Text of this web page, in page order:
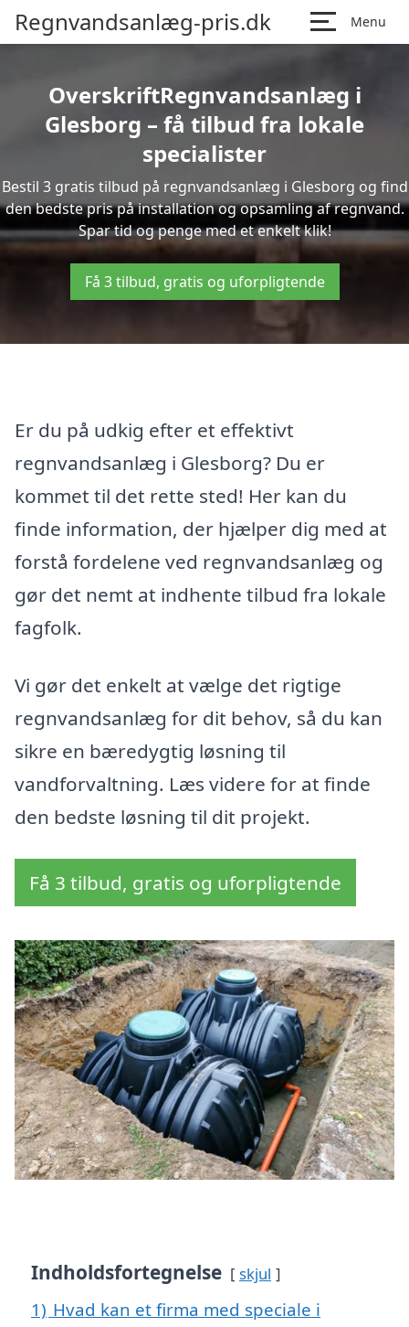
Regnvandsanlæg-pris.dk Menu
OverskriftRegnvandsanlæg i
Glesborg – få tilbud fra lokale
specialister
Bestil 3 gratis tilbud på regnvandsanlæg i Glesborg og find
den bedste pris på installation og opsamling af regnvand.
Spar tid og penge med et enkelt klik!
Få 3 tilbud, gratis og uforpligtende
Er du på udkig efter et effektivt
regnvandsanlæg i Glesborg? Du er
kommet til det rette sted! Her kan du
finde information, der hjælper dig med at
forstå fordelene ved regnvandsanlæg og
gør det nemt at indhente tilbud fra lokale
fagfolk.
Vi gør det enkelt at vælge det rigtige
regnvandsanlæg for dit behov, så du kan
sikre en bæredygtig løsning til
vandforvaltning. Læs videre for at finde
den bedste løsning til dit projekt.
Få 3 tilbud, gratis og uforpligtende
Indholdsfortegnelse skjul
1) Hvad kan et firma med speciale i